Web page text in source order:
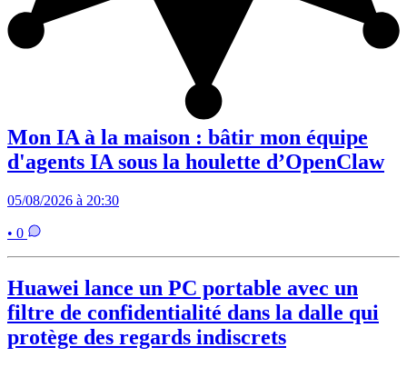
Mon IA à la maison : bâtir mon équipe
d'agents IA sous la houlette d’OpenClaw
05/08/2026 à 20:30
• 0
Huawei lance un PC portable avec un
filtre de confidentialité dans la dalle qui
protège des regards indiscrets